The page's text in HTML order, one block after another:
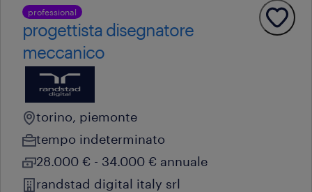
professional
progettista disegnatore
meccanico
torino, piemonte
tempo indeterminato
28.000 € - 34.000 € annuale
randstad digital italy srl